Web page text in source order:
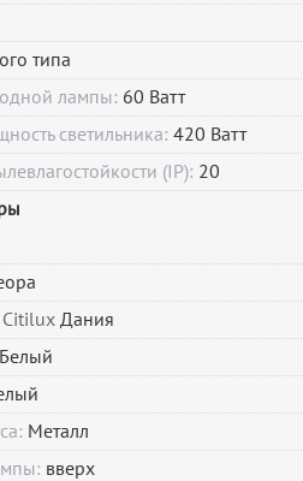
типа
лампы: 60 Ватт
светильника: 420 Ватт
(IP): 20
CitiluxДания
Белый
Металл
вверх